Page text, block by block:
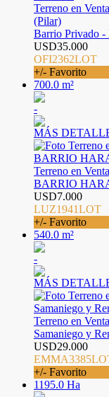
Terreno en
(Pilar)
Barrio Privado -
USD35.000
OFI2362LOT
+/- Favorito
700.0 m²
-
MÁS
Terreno en
BARRIO
USD7.000
LUZ1941LOT
+/- Favorito
540.0 m²
-
MÁS
Terreno en
Samaniego y
USD29.000
+/- Favorito
1195.0 Ha